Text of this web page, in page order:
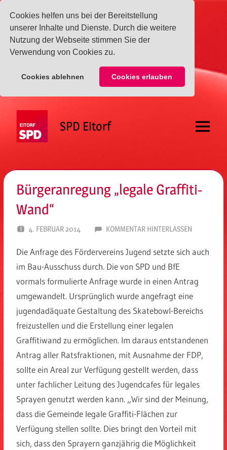
Cookies helfen uns bei der Bereitstellung
unserer Inhalte und Dienste. Durch die weitere
Nutzung der Webseite stimmen Sie der
Verwendung von Cookies zu.
Cookies ablehnen Cookies erlauben
springen
SPD Eitorf Menü
Bürgeranregung „legale Graffiti-
Wand“
4. FEBRUAR 2014 SPD EITORF
KOMMENTAR HINTERLASSEN
Die Anfrage des Fördervereins Jugend setzte sich auch
im Bau-Ausschuss durch. Die von SPD und BfE
vormals formulierte Anfrage wurde in einen Antrag
umgewandelt. Ursprünglich wurde angefragt eine
jugendadäquate Gestaltung des Skatebowl-Bereichs
freizustellen und die Erstellung einer legalen
Graffitiwand zu ermöglichen. Im daraus entstandenen
Antrag aller Ratsfraktionen, mit Ausnahme der FDP,
sollte ein Areal zur Verfügung gestellt werden, dass
unter fachlicher Leitung des Jugendcafes für legales
Sprayen genutzt werden kann. „Wir sind der Meinung,
dass die Gemeinde legale Graffiti-Flächen zur
Verfügung stellen sollte. Dies bringt den Vorteil mit
sich, dass den Sprayern ganzjährig die Möglichkeit